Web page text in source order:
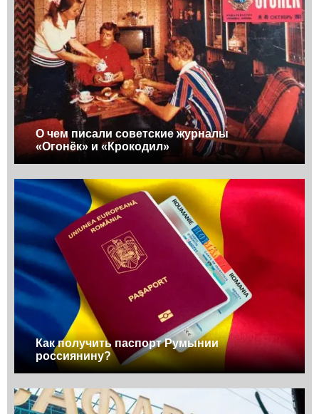
О чем писали советские журналы
«Огонёк» и «Крокодил»
Как получить паспорт Румынии
россиянину?